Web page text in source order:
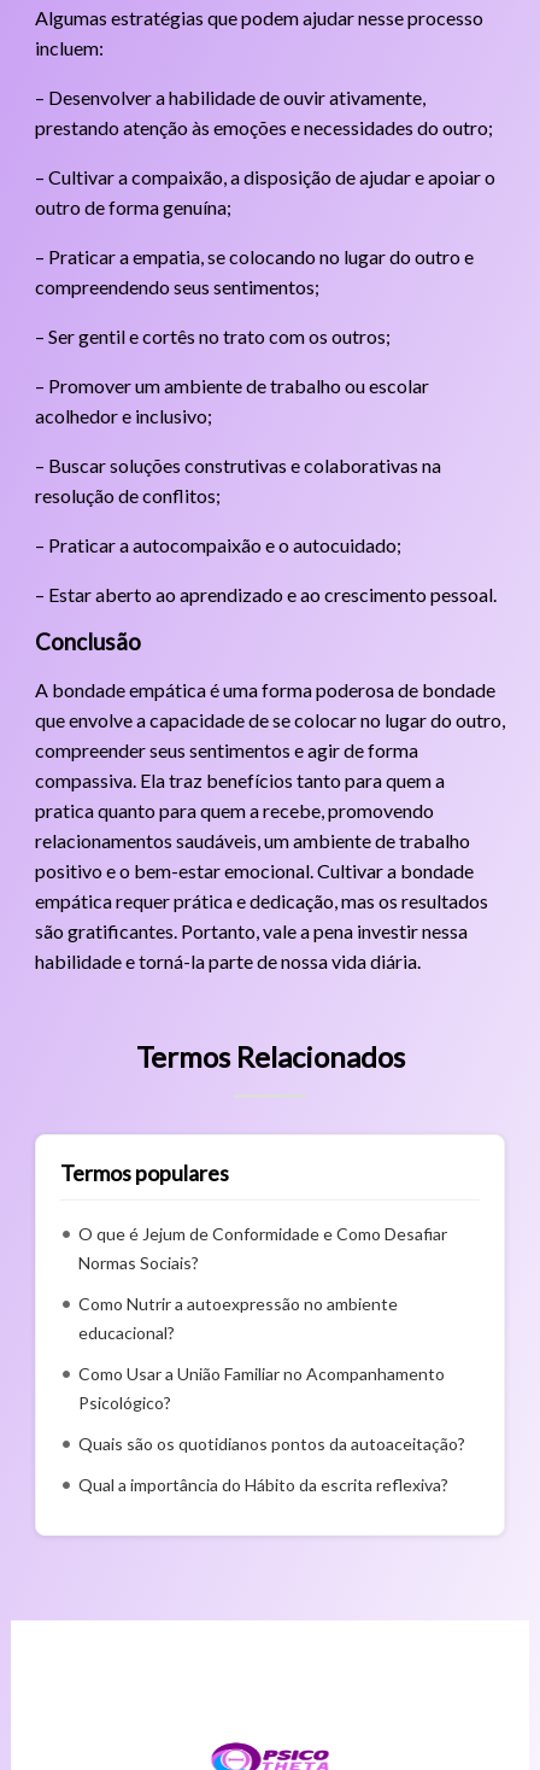
Algumas estratégias que podem ajudar nesse processo
incluem:
– Desenvolver a habilidade de ouvir ativamente,
prestando atenção às emoções e necessidades do outro;
– Cultivar a compaixão, a disposição de ajudar e apoiar o
outro de forma genuína;
– Praticar a empatia, se colocando no lugar do outro e
compreendendo seus sentimentos;
– Ser gentil e cortês no trato com os outros;
– Promover um ambiente de trabalho ou escolar
acolhedor e inclusivo;
– Buscar soluções construtivas e colaborativas na
resolução de conflitos;
– Praticar a autocompaixão e o autocuidado;
– Estar aberto ao aprendizado e ao crescimento pessoal.
Conclusão
A bondade empática é uma forma poderosa de bondade
que envolve a capacidade de se colocar no lugar do outro,
compreender seus sentimentos e agir de forma
compassiva. Ela traz benefícios tanto para quem a
pratica quanto para quem a recebe, promovendo
relacionamentos saudáveis, um ambiente de trabalho
positivo e o bem-estar emocional. Cultivar a bondade
empática requer prática e dedicação, mas os resultados
são gratificantes. Portanto, vale a pena investir nessa
habilidade e torná-la parte de nossa vida diária.
Termos Relacionados
Termos populares
O que é Jejum de Conformidade e Como Desafiar
Normas Sociais?
Como Nutrir a autoexpressão no ambiente
educacional?
Como Usar a União Familiar no Acompanhamento
Psicológico?
Quais são os quotidianos pontos da autoaceitação?
Qual a importância do Hábito da escrita reflexiva?